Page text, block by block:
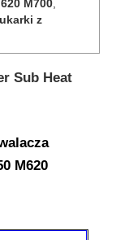
M700
z
Sub Heat
M620